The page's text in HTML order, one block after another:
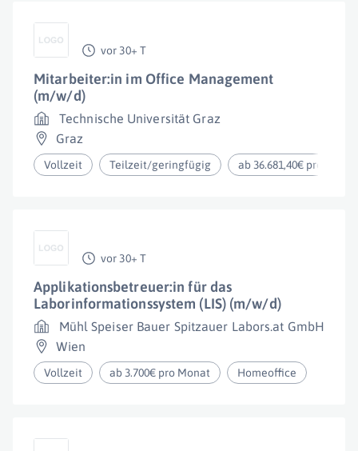
vor 30+ T
Mitarbeiter:in im Office Management
(m/w/d)
Technische Universität Graz
Graz
Vollzeit Teilzeit/geringfügig ab 36.681,40€ pro Jahr
vor 30+ T
Applikationsbetreuer:in für das
Laborinformationssystem (LIS) (m/w/d)
Mühl Speiser Bauer Spitzauer Labors.at GmbH
Wien
Vollzeit ab 3.700€ pro Monat Homeoffice